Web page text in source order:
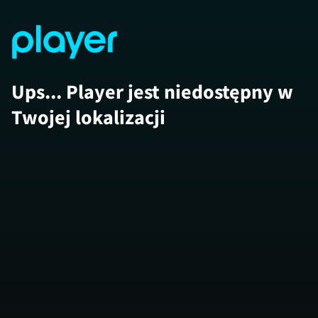
Ups... Player jest niedostępny w
Twojej lokalizacji